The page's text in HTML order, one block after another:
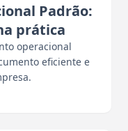
Padrão:
prática
operacional
eficiente e